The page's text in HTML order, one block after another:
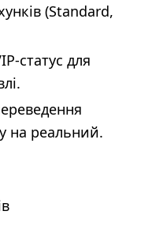
(Standard,
статус для
на реальний.